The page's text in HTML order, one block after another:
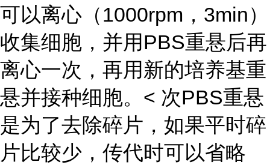
可以离心（1000rpm，3min）
收集细胞，并用PBS重悬后再
离心一次，再用新的培养基重
悬并接种细胞。< 次PBS重悬
是为了去除碎片，如果平时碎
片比较少，传代时可以省略